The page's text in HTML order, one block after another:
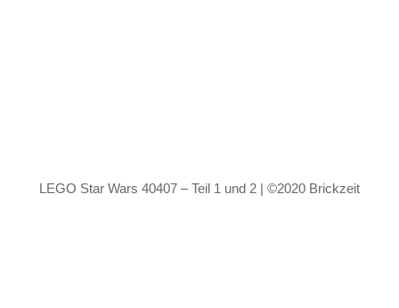
LEGO Star Wars 40407 – Teil 1 und 2 | ©2020 Brickzeit